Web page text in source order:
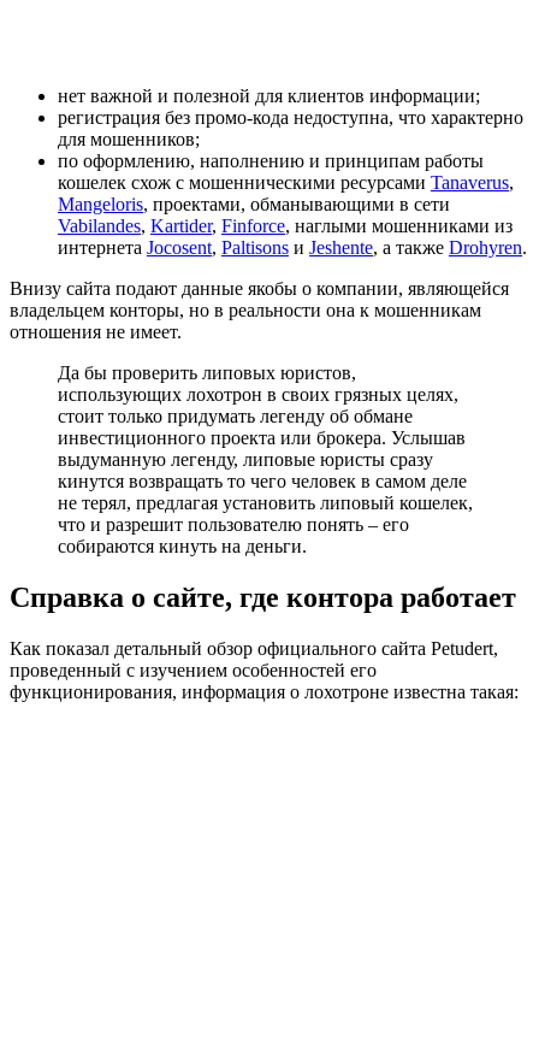
нет важной и полезной для клиентов информации;
регистрация без промо-кода недоступна, что характерно
для мошенников;
по оформлению, наполнению и принципам работы
кошелек схож с мошенническими ресурсами Tanaverus,
Mangeloris, проектами, обманывающими в сети
Vabilandes, Kartider, Finforce, наглыми мошенниками из
интернета Jocosent, Paltisons и Jeshente, а также Drohyren.
Внизу сайта подают данные якобы о компании, являющейся
владельцем конторы, но в реальности она к мошенникам
отношения не имеет.
Да бы проверить липовых юристов,
использующих лохотрон в своих грязных целях,
стоит только придумать легенду об обмане
инвестиционного проекта или брокера. Услышав
выдуманную легенду, липовые юристы сразу
кинутся возвращать то чего человек в самом деле
не терял, предлагая установить липовый кошелек,
что и разрешит пользователю понять – его
собираются кинуть на деньги.
Справка о сайте, где контора работает
Как показал детальный обзор официального сайта Petudert,
проведенный с изучением особенностей его
функционирования, информация о лохотроне известна такая: